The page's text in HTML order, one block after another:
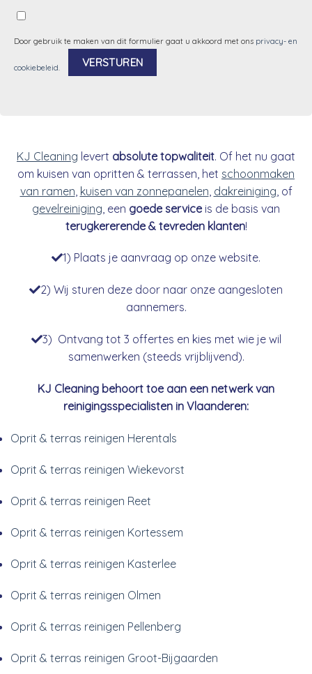
Door gebruik te maken van dit formulier gaat u akkoord met ons privacy- en
cookiebeleid.
KJ Cleaning levert absolute topwaliteit. Of het nu gaat
om kuisen van opritten & terrassen, het schoonmaken
van ramen kuisen van zonnepanelen dakreiniging , of
gevelreiniging , een goede serviceis de basis van
terugkererende & tevreden klanten!
1) Plaats je aanvraag op onze website.
2) Wij sturen deze door naar onze aangesloten
aannemers.
3) Ontvang tot 3 offertes en kies met wie je wil
samenwerken (steeds vrijblijvend).
KJ Cleaning behoort toe aan een netwerk van
reinigingsspecialisten in Vlaanderen:
Oprit & terras reinigen Herentals
Oprit & terras reinigen Wiekevorst
Oprit & terras reinigen Reet
Oprit & terras reinigen Kortessem
Oprit & terras reinigen Kasterlee
Oprit & terras reinigen Olmen
Oprit & terras reinigen Pellenberg
Oprit & terras reinigen Groot-Bijgaarden